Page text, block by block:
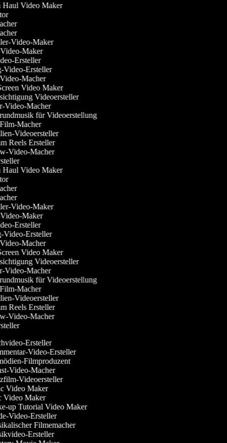
Haul Video Maker
Video-Maker
Video-Maker
Ersteller
Video-Ersteller
Video-Macher
Video Maker
Videoersteller
Video-Macher
für Videoerstellung
Film-Macher
Videoersteller
Reels Ersteller
Video-Macher
Haul Video Maker
Video-Maker
Video-Maker
Ersteller
Video-Ersteller
Video-Macher
Video Maker
Videoersteller
Video-Macher
für Videoerstellung
Film-Macher
Videoersteller
Reels Ersteller
Video-Macher
Ersteller
Video-Ersteller
Filmproduzent
Video-Macher
Videoersteller
Video Maker
Maker
up Tutorial Video Maker
Video-Ersteller
Filmemacher
Ersteller